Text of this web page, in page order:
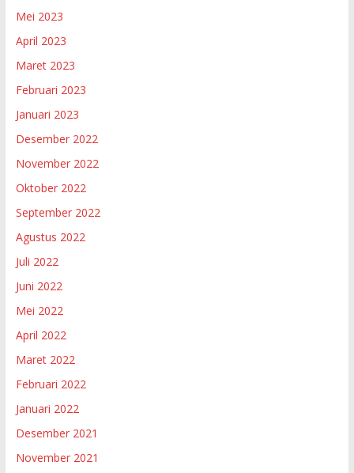
Mei 2023
April 2023
Maret 2023
Februari 2023
Januari 2023
Desember 2022
November 2022
Oktober 2022
September 2022
Agustus 2022
Juli 2022
Juni 2022
Mei 2022
April 2022
Maret 2022
Februari 2022
Januari 2022
Desember 2021
November 2021